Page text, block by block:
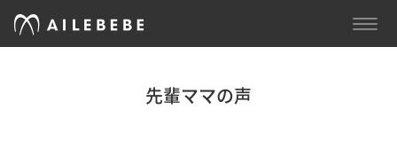
先輩ママの声